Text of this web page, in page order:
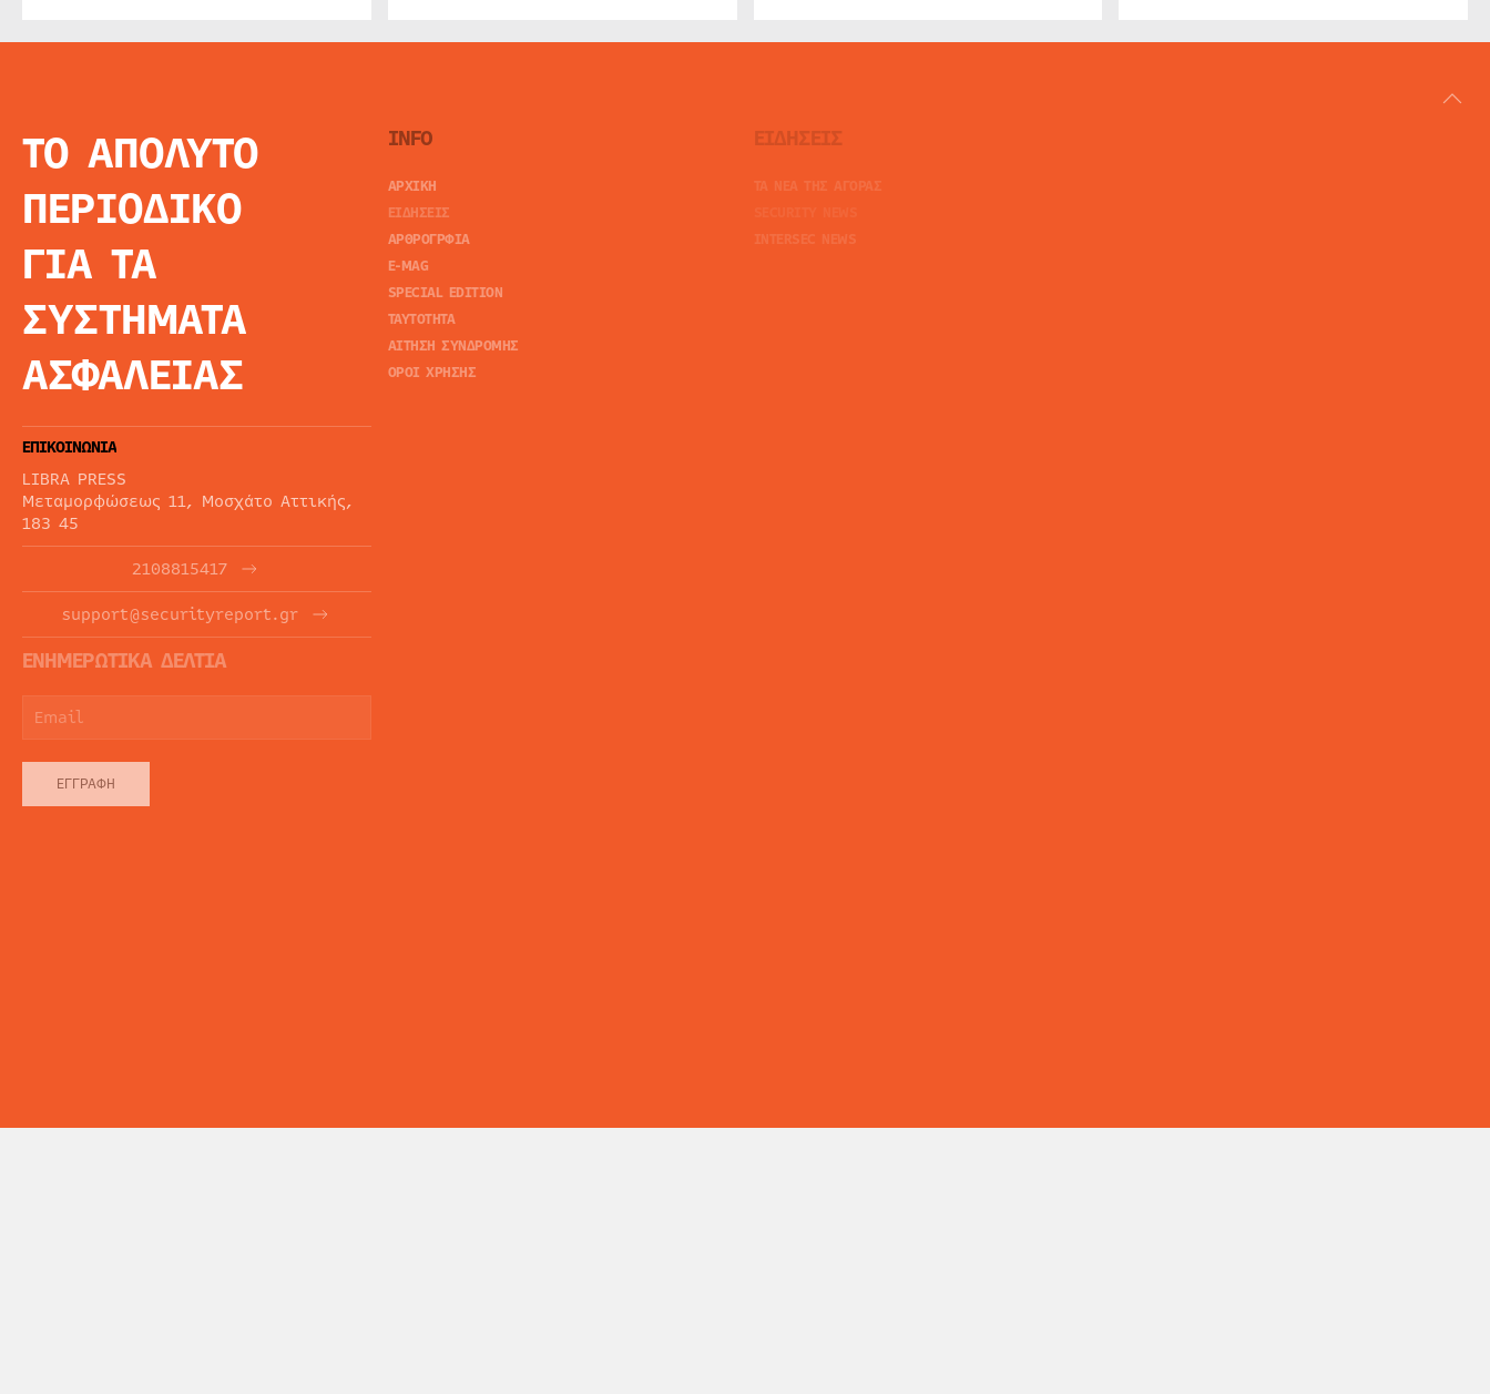
ΤΟ ΑΠΟΛΥΤΟ
ΠΕΡΙΟΔΙΚΟ
ΓΙΑ ΤΑ
ΣΥΣΤΗΜΑΤΑ
ΑΣΦΑΛΕΙΑΣ
ΕΠΙΚΟΙΝΩΝΙΑ
LIBRA PRESS
Μεταμορφώσεως 11, Μοσχάτο Αττικής,
183 45
2108815417
support@securityreport.gr
ΕΝΗΜΕΡΩΤΙΚΑ ΔΕΛΤΙΑ
ΕΓΓΡΑΦΉ
INFO
ΑΡΧΙΚΗ
ΕΙΔΗΣΕΙΣ
ΑΡΘΡΟΓΡΦΙΑ
E-MAG
SPECIAL EDITION
ΤΑΥΤΟΤΗΤΑ
ΑΙΤΗΣΗ ΣΥΝΔΡΟΜΗΣ
ΟΡΟΙ ΧΡΗΣΗΣ
ΕΙΔΗΣΕΙΣ
ΤΑ ΝΕΑ ΤΗΣ ΑΓΟΡΑΣ
INTERSEC NEWS